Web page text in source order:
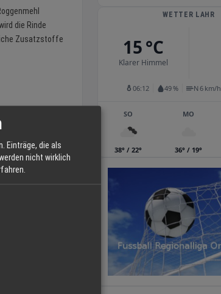
die Rinde
Zusatzstoffe
WETTER LAHR
15 °C
Klarer Himmel
06:12 49 % N 6 km/h
SO
38° / 22°
MO
36° / 19°
Einträge, die als
nicht wirklich